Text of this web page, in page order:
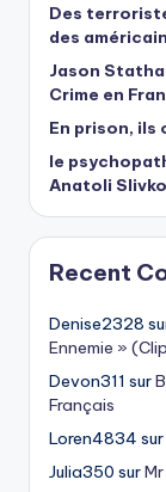
Des
des
Jason
Crime en
En prison, ils
le
Anatoli Slivko
Recent
Denise2328
Ennemie »
Devon311 sur
Français
Loren4834 sur
Julia350 sur